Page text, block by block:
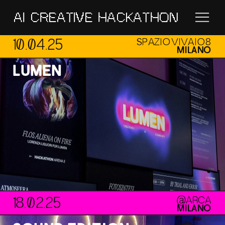
AI CREATIVE HACKATHON
10.04.25 SPAZIO VIVAIO 8
MILANO
LUMEN
18.02.25 @ARCA
MILANO